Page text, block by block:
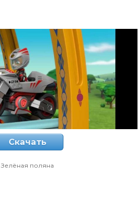
Скачать
Зелёная поляна